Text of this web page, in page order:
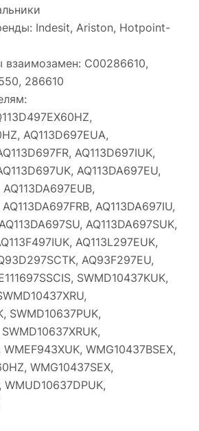
Indesit, Ariston, Hotpoint-
C00286610,
286610
AQ113D697EUA,
AQ113D697IUK,
AQ113DA697EU,
AQ113DA697IU,
AQ113DA697SUK,
AQ113L297EUK,
AQ93F297EU,
SWMD10437KUK,
SWMD10637PUK,
WMG10437BSEX,
WMG10437SEX,